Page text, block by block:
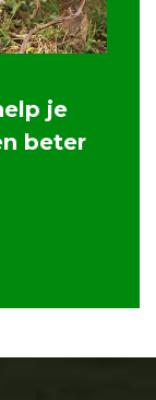
je
beter